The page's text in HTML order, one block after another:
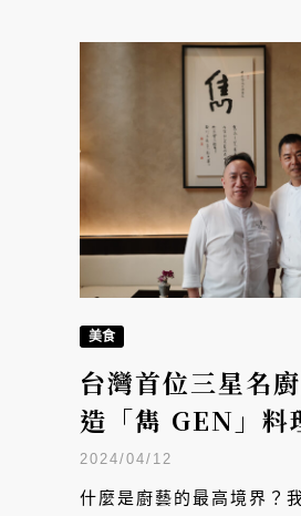
美食
台灣首位三星名
造「雋 GEN」料
2024/04/12
什麼是廚藝的最高境界？